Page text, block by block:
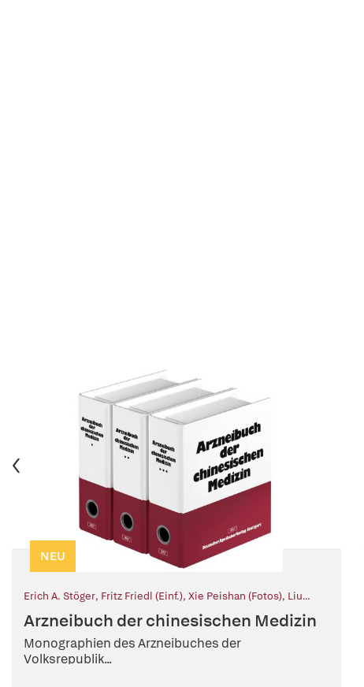
NEU
Erich A. Stöger, Fritz Friedl (Einf.), Xie Peishan (Fotos), Liu
Shen Yuan (Illustr.) ,Chen Daixian (Illustr.),Chen Guangshi
(Illustr.),Ren Guodong (Illustr.),Yan Jianxin (Illustr.)
Liangdong (Illustr.)
Zhenqi (Illustr.)
Arzneibuch der chinesischen Medizin
Monographien des Arzneibuches der
Volksrepublik...